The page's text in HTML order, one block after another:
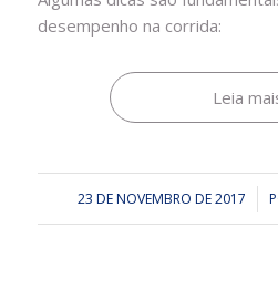
desempenho na corrida:
Leia
23 DE NOVEMBRO DE 2017
/